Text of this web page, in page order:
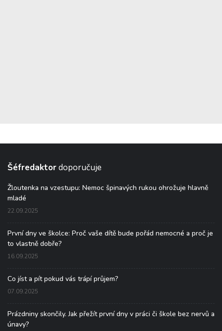
Šéfredaktordoporučuje
Žloutenka na vzestupu: Nemoc špinavých rukou ohrožuje hlavně
mladé
22.09.2025
První dny ve školce: Proč vaše dítě bude pořád nemocné a proč je
to vlastně dobře?
16.09.2025
Co jíst a pít pokud vás trápí průjem?
07.09.2025
Prázdniny skončily. Jak přežít první dny v práci či škole bez nervů a
únavy?